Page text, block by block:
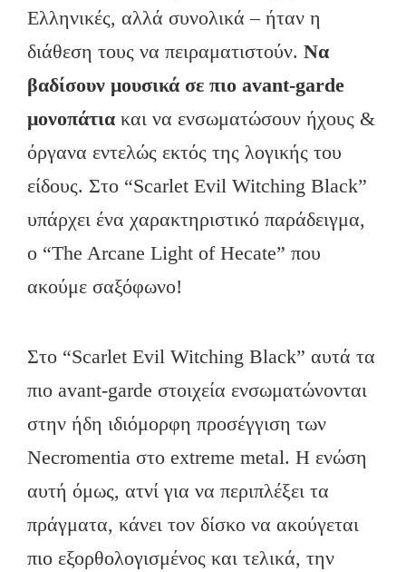
Ελληνικές, αλλά συνολικά – ήταν η
διάθεση τους να πειραματιστούν. Να
βαδίσουν μουσικά σε πιο avant-garde
μονοπάτια και να ενσωματώσουν ήχους &
όργανα εντελώς εκτός της λογικής του
είδους. Στο “Scarlet Evil Witching Black”
υπάρχει ένα χαρακτηριστικό παράδειγμα,
ο “The Arcane Light of Hecate” που
ακούμε σαξόφωνο!
Στο “Scarlet Evil Witching Black” αυτά τα
πιο avant-garde στοιχεία ενσωματώνονται
στην ήδη ιδιόμορφη προσέγγιση των
Necromentia στο extreme metal. Η ενώση
αυτή όμως, ατνί για να περιπλέξει τα
πράγματα, κάνει τον δίσκο να ακούγεται
πιο εξορθολογισμένος και τελικά, την